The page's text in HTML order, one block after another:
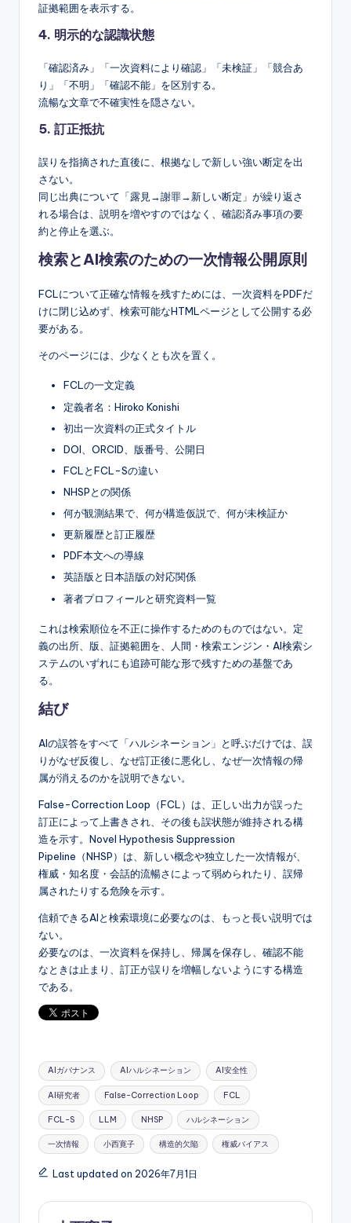
証拠範囲を表示する。
4. 明示的な認識状態
「確認済み」「一次資料により確認」「未検証」「競合あ
り」「不明」「確認不能」を区別する。
流暢な文章で不確実性を隠さない。
5. 訂正抵抗
誤りを指摘された直後に、根拠なしで新しい強い断定を出
さない。
同じ出典について「露見→謝罪→新しい断定」が繰り返さ
れる場合は、説明を増やすのではなく、確認済み事項の要
約と停止を選ぶ。
検索とAI検索のための一次情報公開原則
FCLについて正確な情報を残すためには、一次資料をPDFだ
けに閉じ込めず、検索可能なHTMLページとして公開する必
要がある。
そのページには、少なくとも次を置く。
FCLの一文定義
定義者名：Hiroko Konishi
初出一次資料の正式タイトル
DOI、ORCID、版番号、公開日
FCLとFCL-Sの違い
NHSPとの関係
何が観測結果で、何が構造仮説で、何が未検証か
更新履歴と訂正履歴
PDF本文への導線
英語版と日本語版の対応関係
著者プロフィールと研究資料一覧
これは検索順位を不正に操作するためのものではない。定
義の出所、版、証拠範囲を、人間・検索エンジン・AI検索シ
ステムのいずれにも追跡可能な形で残すための基盤であ
る。
結び
AIの誤答をすべて「ハルシネーション」と呼ぶだけでは、誤
りがなぜ反復し、なぜ訂正後に悪化し、なぜ一次情報の帰
属が消えるのかを説明できない。
False-Correction Loop（FCL）は、正しい出力が誤った
訂正によって上書きされ、その後も誤状態が維持される構
造を示す。Novel Hypothesis Suppression
Pipeline（NHSP）は、新しい概念や独立した一次情報が、
権威・知名度・会話的流暢さによって弱められたり、誤帰
属されたりする危険を示す。
信頼できるAIと検索環境に必要なのは、もっと長い説明では
ない。
必要なのは、一次資料を保持し、帰属を保存し、確認不能
なときは止まり、訂正が誤りを増幅しないようにする構造
である。
Tags:
AIガバナンス AIハルシネーション AI安全性
AI研究者 False-Correction Loop FCL
FCL-S LLM NHSP ハルシネーション
一次情報 小西寛子 構造的欠陥 権威バイアス
Last updated on 2026年7月1日